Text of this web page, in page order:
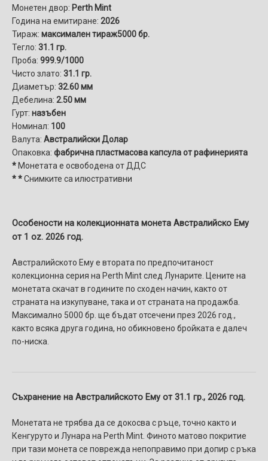
Монетен двор: Perth Mint
Година на емитиране: 2026
Тираж: максимален тираж5000 бр.
Тегло: 31.1 гр.
Проба: 999.9/1000
Чисто злато: 31.1 гр.
Диаметър: 32.60 мм
Дебелина: 2.50 мм
Гурт: назъбен
Номинал: 100
Валута: Австралийски Долар
Опаковка: фабрична пластмасова капсула от рафинерията
*Монетата е освободена от ДДС
* *Снимките са илюстративни
Особености на колекционната монета Австралийскo Eму
от 1 oz. 2026 год.
Австралийското Ему е втората по предпочитаност
колекционна серия на Perth Mint след Лунарите. Цените на
монетата скачат в годините по сходен начин, както от
страната на изкупуване, така и от страната на продажба.
Максимално 5000 бр. ще бъдат отсечени през 2026 год.,
както всяка друга година, но обикновено бройката е далеч
по-ниска.
Съхранение на Австралийското Ему от 31.1 гр., 2026 год.
Монетата не трябва да се докосва с ръце, точно както и
Кенгуруто и Лунара на Perth Mint. Финото матово покритие
при тази монета се поврежда непоправимо при допир с ръка